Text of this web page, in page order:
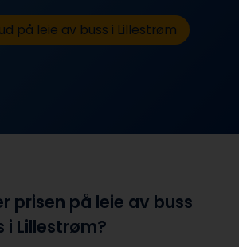
på leie av buss i Lillestrøm
prisen på leie av buss
i Lillestrøm?